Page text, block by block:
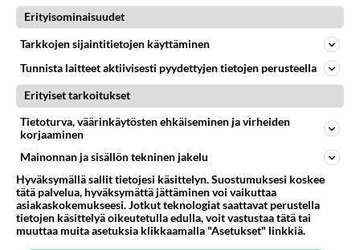
Kommentoi aloitusta...
Ketjusta on poistettu1sääntöjenvastaista viestiä.
Takaisin ylös
LUETUIMMAT KESKUSTELUT
PÄIVÄ VIIKKO KUUKAUSI
Anteeksi arkuuteni
Erityisominaisuudet
Tarkkojen sijaintitietojen käyttäminen
Tunnista laitteet aktiivisesti pyydettyjen tietojen perusteella
Erityiset tarkoitukset
Tietoturva, väärinkäytösten ehkäiseminen ja virheiden
korjaaminen
Mainonnan ja sisällön tekninen jakelu
Hyväksymällä sallit tietojesi käsittelyn. Suostumuksesi koskee
tätä palvelua, hyväksymättä jättäminen voi vaikuttaa
asiakaskokemukseesi. Jotkut teknologiat saattavat perustella
tietojen käsittelyä oikeutetulla edulla, voit vastustaa tätä tai
muuttaa muita asetuksia klikkaamalla "Asetukset" linkkiä.